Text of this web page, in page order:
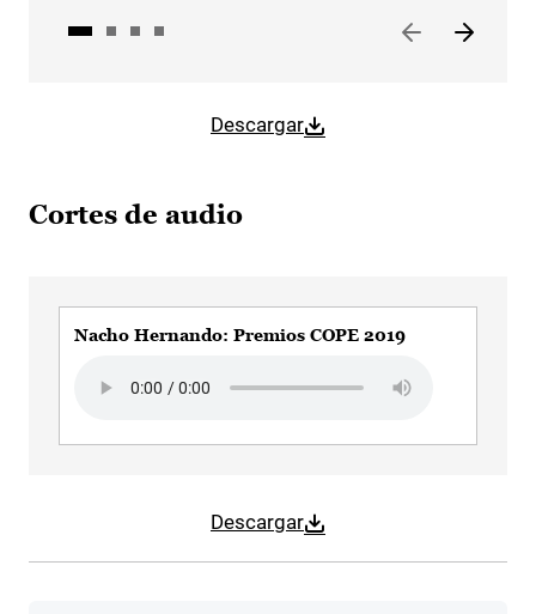
Descargar
Cortes de audio
Descargar
Nacho Hernando: Premios COPE 2019